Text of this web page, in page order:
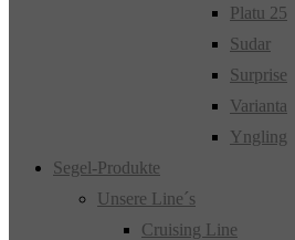
Platu 25
Sudar
Surprise
Varianta
Yngling
Segel-Produkte
Unsere Line´s
Cruising Line